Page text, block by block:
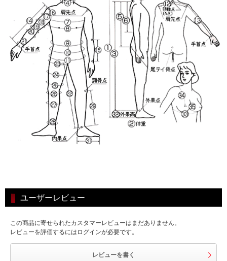
ユーザーレビュー
この商品に寄せられたカスタマーレビューはまだありません。
レビューを評価するにはログインが必要です。
レビューを書く